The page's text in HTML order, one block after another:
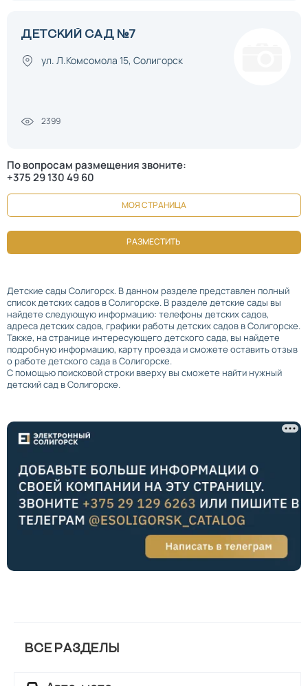
ДЕТСКИЙ САД №7
ул. Л.Комсомола 15, Солигорск
2399
По вопросам размещения звоните:
+375 29 130 49 60
МОЯ СТРАНИЦА
РАЗМЕСТИТЬ
Детские сады Солигорск. В данном разделе представлен полный
список детских садов в Солигорске. В разделе детские сады вы
найдете следующую информацию: телефоны детских садов,
адреса детских садов, графики работы детских садов в Солигорске.
Также, на странице интересующего детского сада, вы найдете
подробную информацию, карту проезда и сможете оставить отзыв
о работе детского сада в Солигорске.
С помощью поисковой строки вверху вы сможете найти нужный
детский сад в Солигорске.
ВСЕ РАЗДЕЛЫ